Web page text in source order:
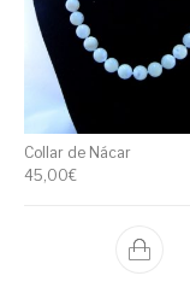
Collar de Nácar
45,00€